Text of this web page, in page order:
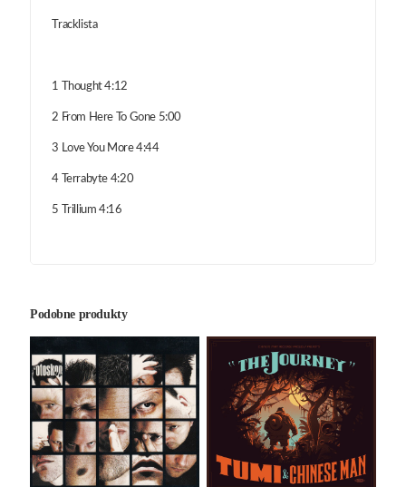
Tracklista
1 Thought 4:12
2 From Here To Gone 5:00
3 Love You More 4:44
4 Terrabyte 4:20
5 Trillium 4:16
Podobne produkty